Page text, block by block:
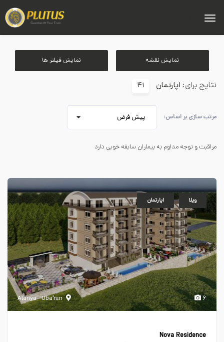
نمایش فیلتر ها نمایش نقشه
نتایج برای: اپارتمان 41
مرتب سازی بر اساس: پیش فرض
مراقبت و توجه مداوم به بیماران سابقه خوبی دارد
Alanya - Oba'nın
اپارتمان ویلا
۶
Nova Residence